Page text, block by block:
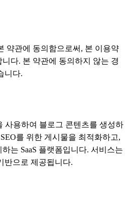
약관에 동의함으로써, 본 이용약
다. 본 약관에 동의하지 않는 경
니다.
사용하여 블로그 콘텐츠를 생성하
를 위한 게시물을 최적화하고,
하는 SaaS 플랫폼입니다. 서비스는
반으로 제공됩니다.